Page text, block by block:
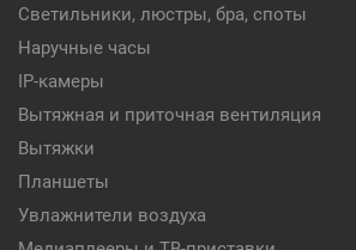
Светильники, люстры, бра, споты
Наручные часы
IP-камеры
Вытяжная и приточная вентиляция
Вытяжки
Планшеты
Увлажнители воздуха